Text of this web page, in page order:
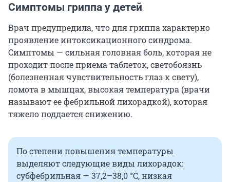
Симптомы гриппа у детей
Врач предупредила, что для гриппа характерно
проявление интоксикационного синдрома.
Симптомы — сильная головная боль, которая не
проходит после приема таблеток, светобоязнь
(болезненная чувствительность глаз к свету),
ломота в мышцах, высокая температура (врачи
называют ее фебрильной лихорадкой), которая
тяжело поддается снижению.
По степени повышения температуры
выделяют следующие виды лихорадок:
субфебрильная — 37,2–38,0 °С, низкая